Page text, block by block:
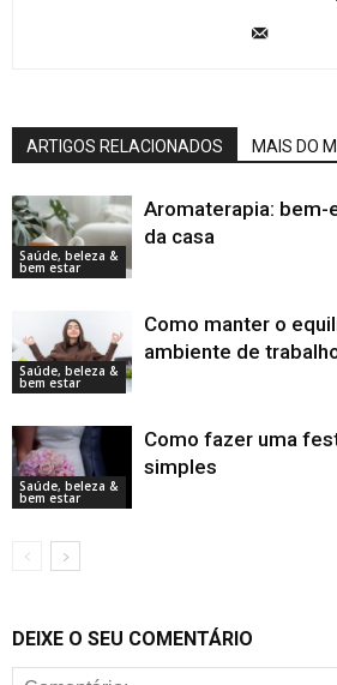
ARTIGOS RELACIONADOS MAIS DO
Saúde, beleza &
bem estar
Aromaterapia: bem-
da casa
Saúde, beleza &
bem estar
Como manter o
ambiente de
Saúde, beleza &
bem estar
Como fazer uma
simples
DEIXE O SEU COMENTÁRIO